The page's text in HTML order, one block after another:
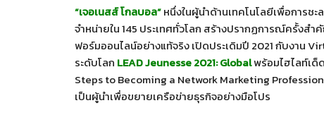
“เจอเนสส์ โกลบอล”หนึ่งในผู้นำด้านเทคโนโลยีเพื่อการช
จำหน่ายใน 145 ประเทศทั่วโลก สร้างปรากฏการณ์ครั้ง
ฟอร์มออนไลน์อย่างแท้จริง เปิดประเดิมปี 2021 กับงาน
ระดับโลก LEAD Jeunesse 2021: Globalพร้อมไฮไลท์เด็
Steps to Becoming a Network Marketing
เป็นผู้นำเพื่อขยายเครือข่ายธุรกิจอย่างมือโปร